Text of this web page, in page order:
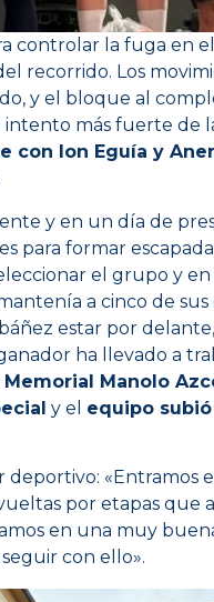
controlar la fuga en el
recorrido. Los
y el bloque al
más fuerte de
con Ion Eguía y
y en un día de
para formar
el grupo y
a cinco de sus
estar por
ha llevado a
Manolo
y el equipo
«Entramos
por etapas que
en una muy
con ello».